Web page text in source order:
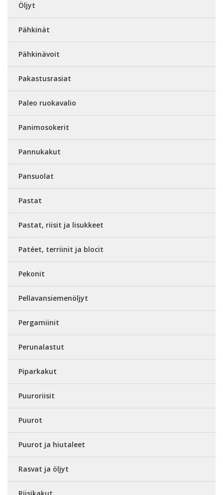
Öljyt
Pähkinät
Pähkinävoit
Pakastusrasiat
Paleo ruokavalio
Panimosokerit
Pannukakut
Pansuolat
Pastat
Pastat, riisit ja lisukkeet
Patéet, terriinit ja blocit
Pekonit
Pellavansiemenöljyt
Pergamiinit
Perunalastut
Piparkakut
Puuroriisit
Puurot
Puurot ja hiutaleet
Rasvat ja öljyt